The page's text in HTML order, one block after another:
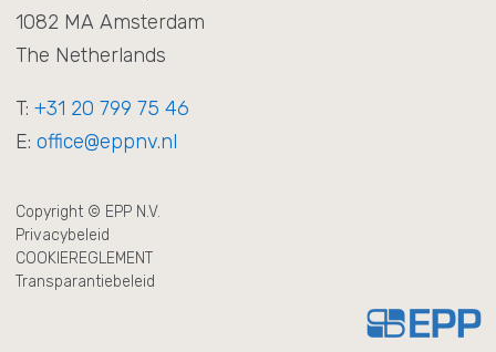
1082 MA Amsterdam
The Netherlands
T: +31 20 799 75 46
E: office@eppnv.nl
Copyright © EPP N.V.
Privacybeleid
COOKIEREGLEMENT
Transparantiebeleid